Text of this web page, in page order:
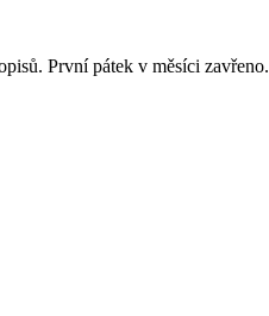
První pátek v měsíci zavřeno.